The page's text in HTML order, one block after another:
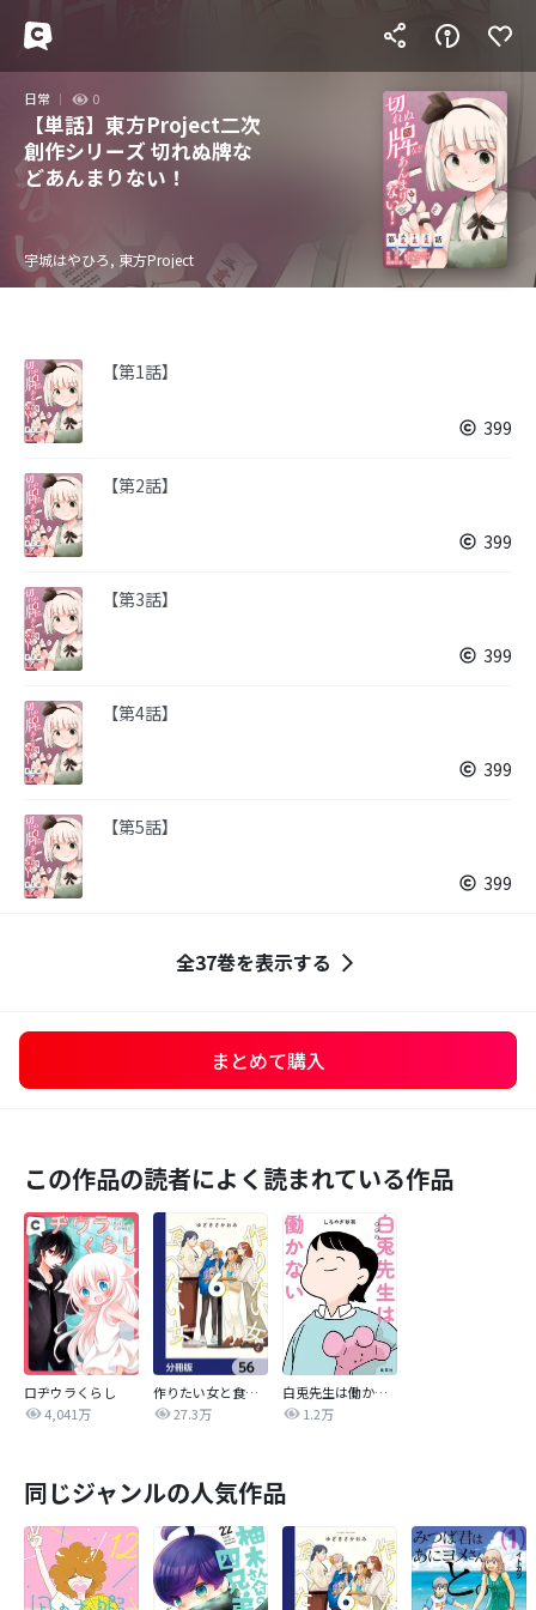
日常 0
【単話】東方Project二次
創作シリーズ 切れぬ牌な
どあんまりない！
宇城はやひろ, 東方Project
【第1話】
399
【第2話】
399
【第3話】
399
【第4話】
399
【第5話】
399
全37巻を表示する
まとめて購入
この作品の読者によく読まれている作品
ロヂウラくらし
4,041万
作りたい女と食べたい女【分冊版】
27.3万
白兎先生は働かない【タテヨミ】
1.2万
同じジャンルの人気作品